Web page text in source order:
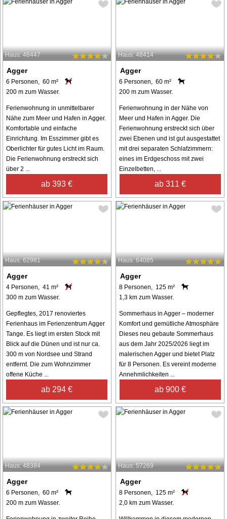
Haus: 48447
Agger
6 Personen, 60 m²
200 m zum Wasser.
Ferienwohnung in unmittelbarer
Nähe zum Meer und Hafen in Agger.
Komfortable und einfache
Einrichtung. Im Esszimmer gibt es
Oberlichter für gutes Licht im Raum.
Die Ferienwohnung erstreckt sich
über 2 ...
ab 393 €
Haus: 48414
Agger
6 Personen, 60 m²
200 m zum Wasser.
Ferienwohnung in der Nähe von
Meer und Hafen in Agger. Die
Ferienwohnung erstreckt sich über
zwei Ebenen und ist gut ausgestattet
mit drei separaten Schlafzimmern:
eines im Erdgeschoss mit zwei
Einzelbetten, ...
ab 311 €
Haus: 62981
Agger
4 Personen, 41 m²
300 m zum Wasser.
Gepflegtes, 2017 renoviertes
Ferienhaus im Ferienzentrum Agger
Tange. Es liegt im ersten Stock mit
Blick auf die Dünen und ist nur ca.
300 m von Nordsee und Strand
entfernt. Die zum Wohnzimmer
offene Küche ...
ab 294 €
Haus: 64085
Agger
8 Personen, 125 m²
1,3 km zum Wasser.
Sommerhaus in Agger – moderner
Komfort und gemütliche Atmosphäre
Dieses neu gebaute Sommerhaus
aus dem Jahr 2025/2026 liegt im
malerischen Agger und bietet Platz
für 8 Personen. Es vereint moderne
Annehmlichkeiten ...
ab 900 €
Haus: 48384
Agger
6 Personen, 60 m²
200 m zum Wasser.
Haus: 57269
Agger
8 Personen, 125 m²
2,0 km zum Wasser.